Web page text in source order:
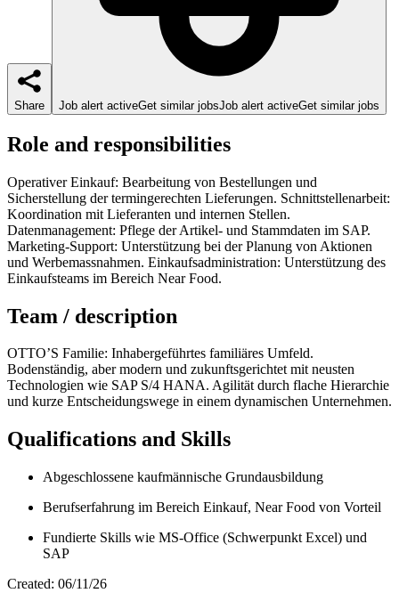
Share Job alert activeGet similar jobsJob alert activeGet similar jobs
Role and responsibilities
Operativer Einkauf: Bearbeitung von Bestellungen und
Sicherstellung der termingerechten Lieferungen. Schnittstellenarbeit:
Koordination mit Lieferanten und internen Stellen.
Datenmanagement: Pflege der Artikel- und Stammdaten im SAP.
Marketing-Support: Unterstützung bei der Planung von Aktionen
und Werbemassnahmen. Einkaufsadministration: Unterstützung des
Einkaufsteams im Bereich Near Food.
Team / description
OTTO’S Familie: Inhabergeführtes familiäres Umfeld.
Bodenständig, aber modern und zukunftsgerichtet mit neusten
Technologien wie SAP S/4 HANA. Agilität durch flache Hierarchie
und kurze Entscheidungswege in einem dynamischen Unternehmen.
Qualifications and Skills
Abgeschlossene kaufmännische Grundausbildung
Berufserfahrung im Bereich Einkauf, Near Food von Vorteil
Fundierte Skills wie MS-Office (Schwerpunkt Excel) und
SAP
Created: 06/11/26